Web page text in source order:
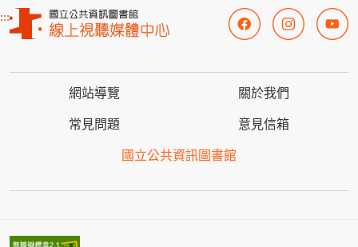
:::
網站導覽 關於我們
常見問題 意見信箱
國立公共資訊圖書館